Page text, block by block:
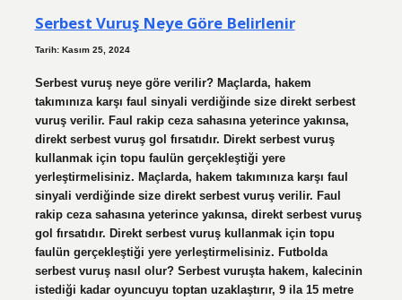
Serbest Vuruş Neye Göre Belirlenir
Tarih: Kasım 25, 2024
Serbest vuruş neye göre verilir? Maçlarda, hakem
takımınıza karşı faul sinyali verdiğinde size direkt serbest
vuruş verilir. Faul rakip ceza sahasına yeterince yakınsa,
direkt serbest vuruş gol fırsatıdır. Direkt serbest vuruş
kullanmak için topu faulün gerçekleştiği yere
yerleştirmelisiniz. Maçlarda, hakem takımınıza karşı faul
sinyali verdiğinde size direkt serbest vuruş verilir. Faul
rakip ceza sahasına yeterince yakınsa, direkt serbest vuruş
gol fırsatıdır. Direkt serbest vuruş kullanmak için topu
faulün gerçekleştiği yere yerleştirmelisiniz. Futbolda
serbest vuruş nasıl olur? Serbest vuruşta hakem, kalecinin
istediği kadar oyuncuyu toptan uzaklaştırır, 9 ila 15 metre